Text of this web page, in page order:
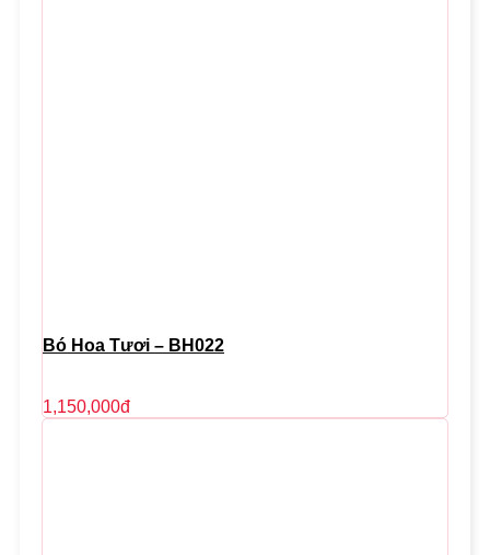
Bó Hoa Tươi – BH022
1,150,000đ